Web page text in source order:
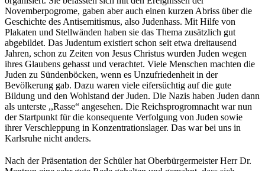
Novemberpogrome, gaben aber auch einen kurzen Abriss über die
Geschichte des Antisemitismus, also Judenhass. Mit Hilfe von
Plakaten und Stellwänden haben sie das Thema zusätzlich gut
abgebildet. Das Judentum existiert schon seit etwa dreitausend
Jahren, schon zu Zeiten von Jesus Christus wurden Juden wegen
ihres Glaubens gehasst und verachtet. Viele Menschen machten die
Juden zu Sündenböcken, wenn es Unzufriedenheit in der
Bevölkerung gab. Dazu waren viele eifersüchtig auf die gute
Bildung und den Wohlstand der Juden. Die Nazis haben Juden dann
als unterste ,,Rasse“ angesehen. Die Reichsprogromnacht war nun
der Startpunkt für die konsequente Verfolgung von Juden sowie
ihrer Verschleppung in Konzentrationslager. Das war bei uns in
Karlsruhe nicht anders.
Nach der Präsentation der Schüler hat Oberbürgermeister Herr Dr.